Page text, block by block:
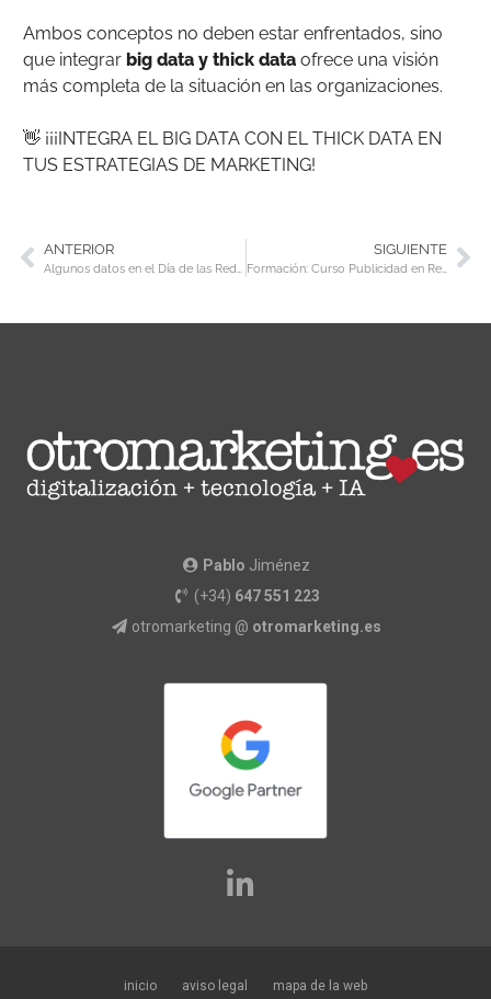
Ambos conceptos no deben estar enfrentados, sino
que integrar big data y thick data ofrece una visión
más completa de la situación en las organizaciones.
👋 ¡¡¡INTEGRA EL BIG DATA CON EL THICK DATA EN
TUS ESTRATEGIAS DE MARKETING!
ANTERIOR SIGUIENTE
Formación: Curso Publicidad en Redes Sociales en San Sebastián
Pablo Jiménez
(+34) 647 551 223
otromarketing @ otromarketing.es
inicio aviso legal mapa de la web